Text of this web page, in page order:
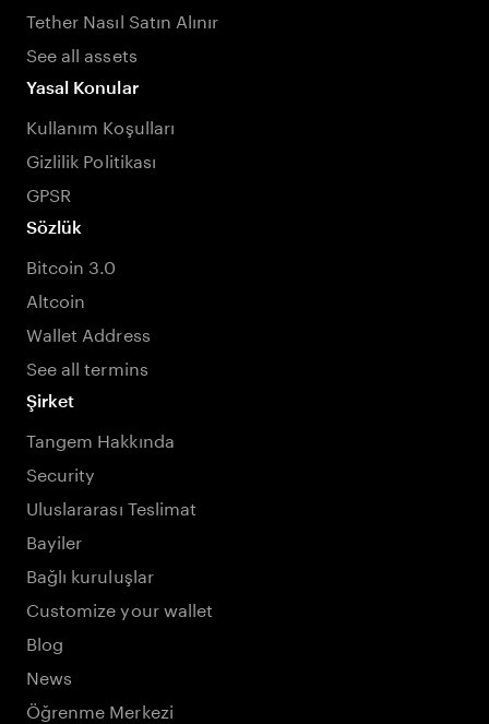
Tether Nasıl Satın Alınır
See all assets
Yasal Konular
Kullanım Koşulları
Gizlilik Politikası
GPSR
Sözlük
Bitcoin 3.0
Altcoin
Wallet Address
See all termins
Şirket
Tangem Hakkında
Security
Uluslararası Teslimat
Bayiler
Bağlı kuruluşlar
Customize your wallet
Blog
News
Öğrenme Merkezi